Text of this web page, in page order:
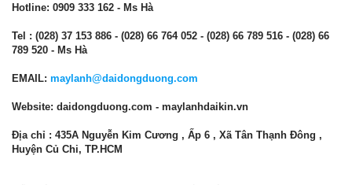
Hotline: 0909 333 162 - Ms Hà
Tel : (028) 37 153 886 - (028) 66 764 052 - (028) 66 789 516 - (028) 66
789 520 - Ms Hà
EMAIL: maylanh@daidongduong.com
Website: daidongduong.com - maylanhdaikin.vn
Địa chỉ : 435A Nguyễn Kim Cương , Ấp 6 , Xã Tân Thạnh Đông ,
Huyện Củ Chi, TP.HCM